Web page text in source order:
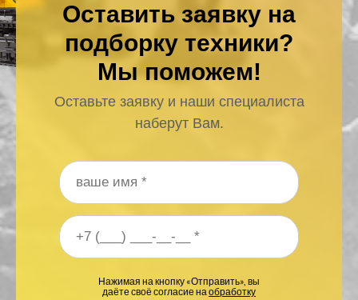
Оставить заявку на
подборку техники?
Мы поможем!
Оставьте заявку и наши специалиста
наберут Вам.
Ваше имя*
Ваш номер телефона*
Нажимая на кнопку «Отправить», вы
даёте своё согласие наобработку